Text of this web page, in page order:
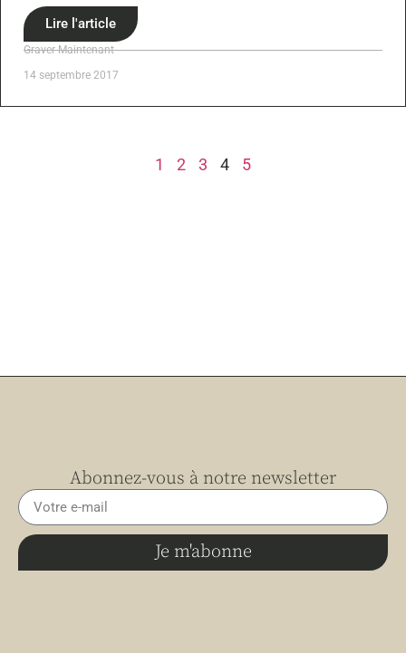
Lire l'article
Graver Maintenant
14 septembre 2017
1 2 3 4 5
Abonnez-vous à notre newsletter
Je m'abonne